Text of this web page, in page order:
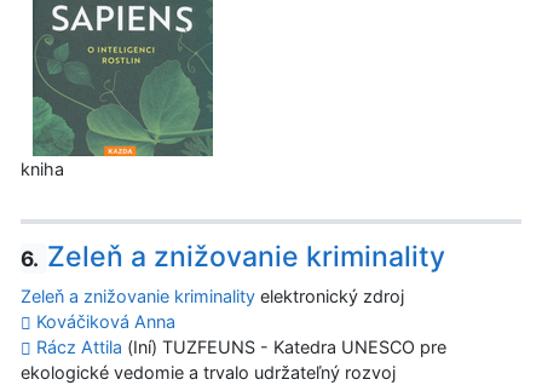
kniha
6. Zeleň a znižovanie kriminality
Zeleň a znižovanie kriminality elektronický zdroj
Kováčiková Anna
Rácz Attila (Iní) TUZFEUNS - Katedra UNESCO pre
ekologické vedomie a trvalo udržateľný rozvoj